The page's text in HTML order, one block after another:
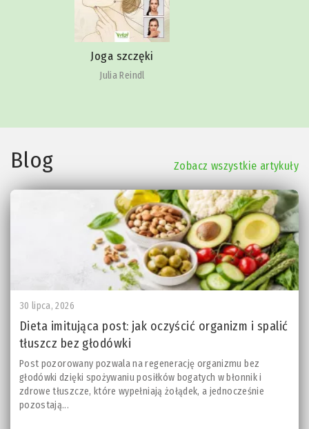
Spokojnie, to tylko lęk
Christina Hillesheim
Blog Zobacz wszystkie artykuły
30 lipca, 2026
Dieta imitująca post: jak oczyścić organizm i spalić
tłuszcz bez głodówki
Post pozorowany pozwala na regenerację organizmu bez
głodówki dzięki spożywaniu posiłków bogatych w błonnik i
zdrowe tłuszcze, które wypełniają żołądek, a jednocześnie
pozostają...